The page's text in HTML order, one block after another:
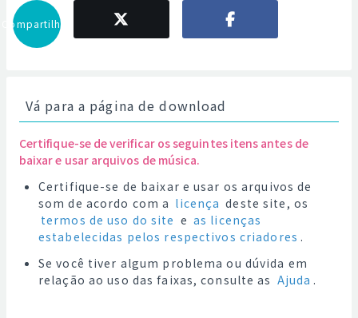
Compartilhar
Vá para a página de download
Certifique-se de verificar os seguintes itens antes de
baixar e usar arquivos de música.
Certifique-se de baixar e usar os arquivos de
som de acordo com a licença deste site, os
termos de uso do site e as licenças
estabelecidas pelos respectivos criadores .
Se você tiver algum problema ou dúvida em
relação ao uso das faixas, consulte as Ajuda .